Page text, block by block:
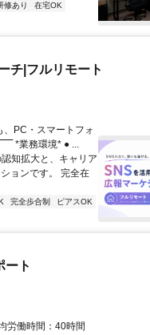
修あり
在宅OK
チ|フルリモート
PC・スマートフォ
*業務環境* ● ...
知拡大と、キャリア
ョンです。 完全在
完全歩合制
ピアスOK
ート
労働時間：40時間